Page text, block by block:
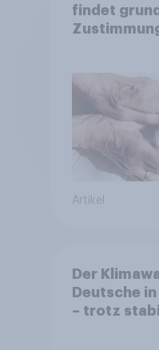
findet
Akzeptanz
Artikel
Der
Deutsche
– trotz